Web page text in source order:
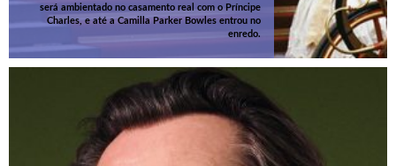
será ambientado no casamento real com o Príncipe
Charles, e até a Camilla Parker Bowles entrou no
enredo.